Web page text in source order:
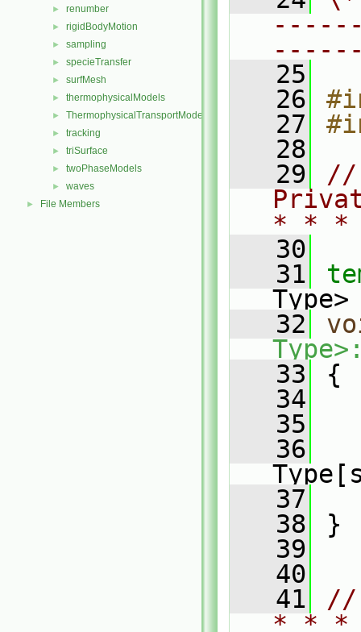
► renumber
► rigidBodyMotion
► sampling
► specieTransfer
► surfMesh
► thermophysicalModels
► ThermophysicalTransportModels
► tracking
► triSurface
► twoPhaseModels
► waves
► File Members
   25
   26
   27
   28
   29
//
* * *
   30
   31
Type>
   32
   33
{
   34
   35
   36
   37
   38
}
   39
   40
   41
//
* * *